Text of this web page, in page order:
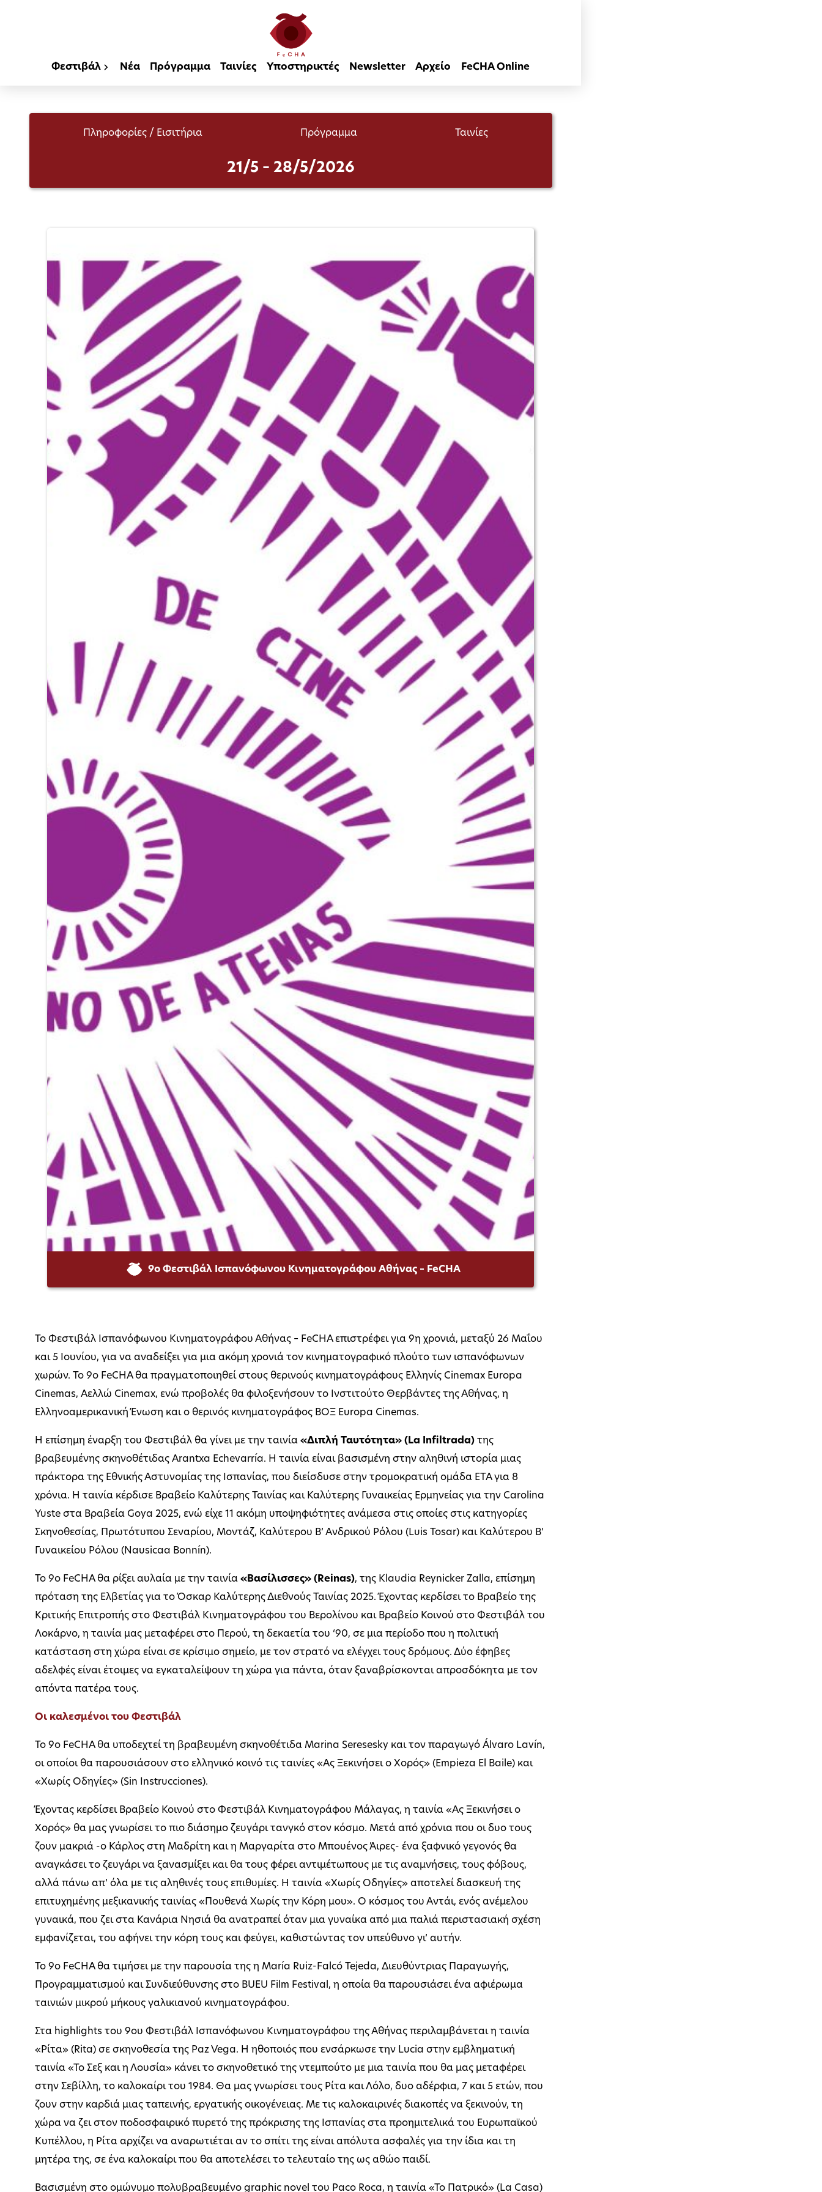
Φεστιβάλ Νέα Πρόγραμμα Ταινίες Υποστηρικτές Newsletter Αρχείο FeCHA Online
Πληροφορίες / Εισιτήρια Πρόγραμμα Ταινίες
21/5 – 28/5/2026
9ο Φεστιβάλ Ισπανόφωνου Κινηματογράφου Αθήνας – FeCHA
Το Φεστιβάλ Ισπανόφωνου Κινηματογράφου Αθήνας – FeCHA επιστρέφει για 9η χρονιά, μεταξύ 26 Μαΐου
και 5 Ιουνίου, για να αναδείξει για μια ακόμη χρονιά τον κινηματογραφικό πλούτο των ισπανόφωνων
χωρών. Το 9ο FeCHA θα πραγματοποιηθεί στους θερινούς κινηματογράφους Ελληνίς Cinemax Europa
Cinemas, Αελλώ Cinemax, ενώ προβολές θα φιλοξενήσουν το Ινστιτούτο Θερβάντες της Αθήνας, η
Ελληνοαμερικανική Ένωση και ο θερινός κινηματογράφος ΒΟΞ Europa Cinemas.
Η επίσημη έναρξη του Φεστιβάλ θα γίνει με την ταινία «Διπλή Ταυτότητα» (La Infiltrada) της
βραβευμένης σκηνοθέτιδας Arantxa Echevarría. Η ταινία είναι βασισμένη στην αληθινή ιστορία μιας
πράκτορα της Εθνικής Αστυνομίας της Ισπανίας, που διείσδυσε στην τρομοκρατική ομάδα ETA για 8
χρόνια. Η ταινία κέρδισε Βραβείο Καλύτερης Ταινίας και Καλύτερης Γυναικείας Ερμηνείας για την Carolina
Yuste στα Βραβεία Goya 2025, ενώ είχε 11 ακόμη υποψηφιότητες ανάμεσα στις οποίες στις κατηγορίες
Σκηνοθεσίας, Πρωτότυπου Σεναρίου, Μοντάζ, Καλύτερου Β’ Ανδρικού Ρόλου (Luis Tosar) και Καλύτερου Β’
Γυναικείου Ρόλου (Nausicaa Bonnín).
Το 9ο FeCHA θα ρίξει αυλαία με την ταινία «Βασίλισσες» (Reinas), της Klaudia Reynicker Zalla, επίσημη
πρόταση της Ελβετίας για το Όσκαρ Καλύτερης Διεθνούς Ταινίας 2025. Έχοντας κερδίσει το Βραβείο της
Κριτικής Επιτροπής στο Φεστιβάλ Κινηματογράφου του Βερολίνου και Βραβείο Κοινού στο Φεστιβάλ του
Λοκάρνο, η ταινία μας μεταφέρει στο Περού, τη δεκαετία του ‘90, σε μια περίοδο που η πολιτική
κατάσταση στη χώρα είναι σε κρίσιμο σημείο, με τον στρατό να ελέγχει τους δρόμους. Δύο έφηβες
αδελφές είναι έτοιμες να εγκαταλείψουν τη χώρα για πάντα, όταν ξαναβρίσκονται απροσδόκητα με τον
απόντα πατέρα τους.
Οι καλεσμένοι του Φεστιβάλ
Το 9ο FeCHA θα υποδεχτεί τη βραβευμένη σκηνοθέτιδα Marina Seresesky και τον παραγωγό Álvaro Lavín,
οι οποίοι θα παρουσιάσουν στο ελληνικό κοινό τις ταινίες «Ας Ξεκινήσει ο Χορός» (Empieza El Baile) και
«Χωρίς Οδηγίες» (Sin Instrucciones).
Έχοντας κερδίσει Βραβείο Κοινού στο Φεστιβάλ Κινηματογράφου Μάλαγας, η ταινία «Ας Ξεκινήσει ο
Χορός» θα μας γνωρίσει το πιο διάσημο ζευγάρι τανγκό στον κόσμο. Μετά από χρόνια που οι δυο τους
ζουν μακριά -ο Κάρλος στη Μαδρίτη και η Μαργαρίτα στο Μπουένος Άιρες- ένα ξαφνικό γεγονός θα
αναγκάσει το ζευγάρι να ξανασμίξει και θα τους φέρει αντιμέτωπους με τις αναμνήσεις, τους φόβους,
αλλά πάνω απ’ όλα με τις αληθινές τους επιθυμίες. Η ταινία «Χωρίς Οδηγίες» αποτελεί διασκευή της
επιτυχημένης μεξικανικής ταινίας «Πουθενά Χωρίς την Κόρη μου». Ο κόσμος του Αντάι, ενός ανέμελου
γυναικά, που ζει στα Κανάρια Νησιά θα ανατραπεί όταν μια γυναίκα από μια παλιά περιστασιακή σχέση
εμφανίζεται, του αφήνει την κόρη τους και φεύγει, καθιστώντας τον υπεύθυνο γι’ αυτήν.
Το 9ο FeCHA θα τιμήσει με την παρουσία της η María Ruiz-Falcó Tejeda, Διευθύντριας Παραγωγής,
Προγραμματισμού και Συνδιεύθυνσης στο BUEU Film Festival, η οποία θα παρουσιάσει ένα αφιέρωμα
ταινιών μικρού μήκους γαλικιανού κινηματογράφου.
Στα highlights του 9ου Φεστιβάλ Ισπανόφωνου Κινηματογράφου της Αθήνας περιλαμβάνεται η ταινία
«Ρίτα» (Rita) σε σκηνοθεσία της Paz Vega. Η ηθοποιός που ενσάρκωσε την Lucia στην εμβληματική
ταινία «Το Σεξ και η Λουσία» κάνει το σκηνοθετικό της ντεμπούτο με μια ταινία που θα μας μεταφέρει
στην Σεβίλλη, το καλοκαίρι του 1984. Θα μας γνωρίσει τους Ρίτα και Λόλο, δυο αδέρφια, 7 και 5 ετών, που
ζουν στην καρδιά μιας ταπεινής, εργατικής οικογένειας. Με τις καλοκαιρινές διακοπές να ξεκινούν, τη
χώρα να ζει στον ποδοσφαιρικό πυρετό της πρόκρισης της Ισπανίας στα προημιτελικά του Ευρωπαϊκού
Κυπέλλου, η Ρίτα αρχίζει να αναρωτιέται αν το σπίτι της είναι απόλυτα ασφαλές για την ίδια και τη
μητέρα της, σε ένα καλοκαίρι που θα αποτελέσει το τελευταίο της ως αθώο παιδί.
Βασισμένη στο ομώνυμο πολυβραβευμένο graphic novel του Paco Roca, η ταινία «Το Πατρικό» (La Casa)